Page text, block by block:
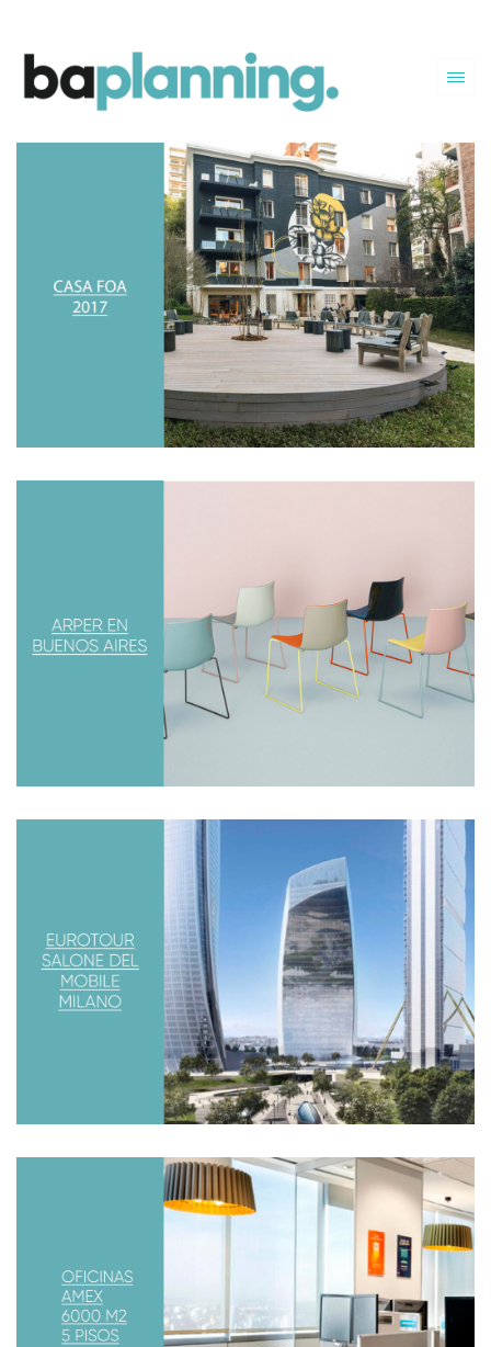
PREMIO CASA FOA 2017
El proyecto fue desarrollado en conjunto por los
arquitectos asociados de BAP juntos con otros
referentes del diseño argentino.
Desarrollamos las nuevas oficinas de American Express
en Argentina, en donde incorporamos equipamiento de
una de las empresas líderes
HUMAN SCALE TOUR
Fuimos invitados por Human Scale, una de las empresas
lideres en el mercado a participar de una capacitación
sobre ergonomía
NUEVAS OFICINAS AMEX
Ya están inauguradas las nuevas oficinas en Argentina.
AMERICAN EXPRESS La oficina fue inaugurada en julio